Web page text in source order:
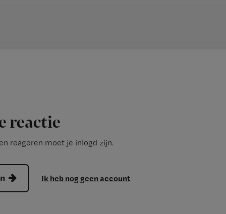
reactie
reageren moet je inlogd zijn.
Ik heb nog geen account